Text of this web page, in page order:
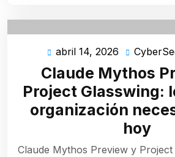
abril 14, 2026 abril
14,
2026
Claude Mythos
Project Glasswing:
organización
hoy
Claude Mythos Preview y Project